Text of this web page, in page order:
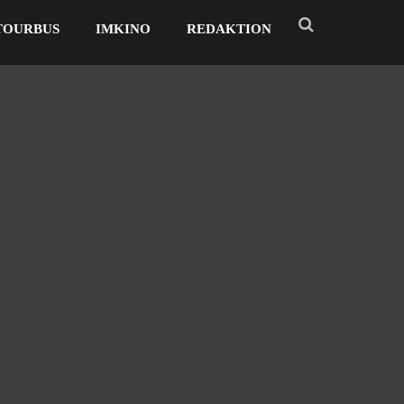
IMKINO REDAKTION